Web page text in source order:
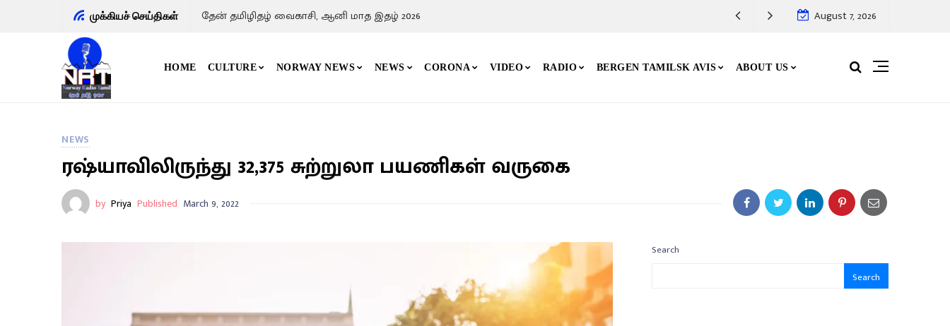
முக்கியச் செய்திகள் தேன் தமிழிதழ் வைகாசி, ஆனி மாத இதழ் 2026 August 7, 2026
HOME CULTURE NORWAY NEWS NEWS CORONA VIDEO RADIO BERGEN TAMILSK AVIS ABOUT US
NEWS
ரஷ்யாவிலிருந்து 32,375 சுற்றுலா பயணிகள் வருகை
by Priya Published March 9, 2022
Search
Search